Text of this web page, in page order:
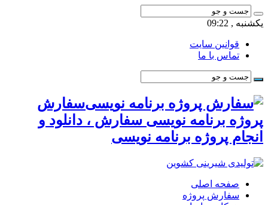
یکشنبه , 09:22
قوانین سایت
تماس با ما
سفارش
پروژه برنامه نویسی سفارش ، دانلود و
انجام پروژه برنامه نویسی
صفحه اصلی
سفارش پروژه